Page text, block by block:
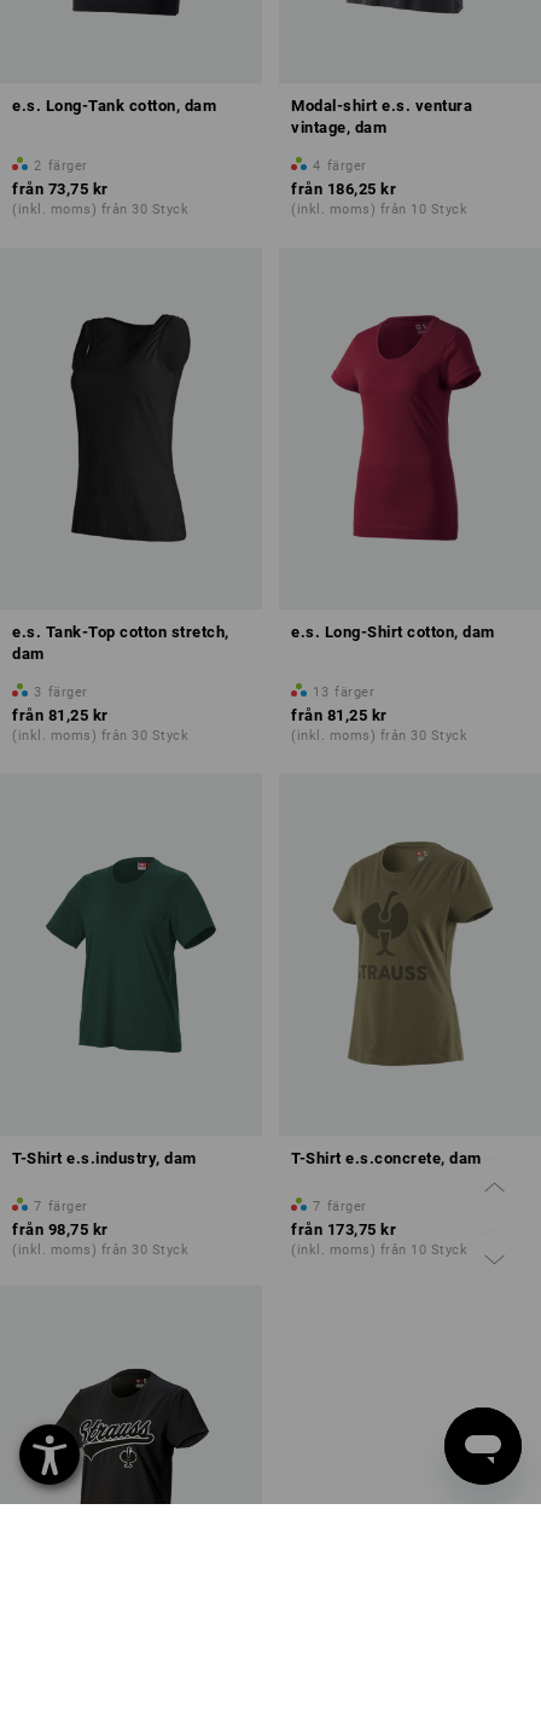
e.s. Long-Tank cotton, dam
2 färger
från 73,75 kr
(inkl. moms) från 30 Styck
Modal-shirt e.s. ventura
vintage, dam
4 färger
från 186,25 kr
(inkl. moms) från 10 Styck
e.s. Tank-Top cotton stretch,
dam
3 färger
från 81,25 kr
(inkl. moms) från 30 Styck
e.s. Long-Shirt cotton, dam
13 färger
från 81,25 kr
(inkl. moms) från 30 Styck
T-Shirt e.s.industry, dam
7 färger
från 98,75 kr
(inkl. moms) från 30 Styck
T-Shirt e.s.concrete, dam
7 färger
från 173,75 kr
(inkl. moms) från 10 Styck